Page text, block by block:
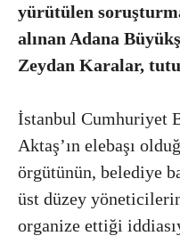
yürütülen
alınan Adana
Zeydan Karalar,
İstanbul Cumhuriyet
Aktaş’ın elebaşı
örgütünün, belediye
üst düzey
organize ettiği